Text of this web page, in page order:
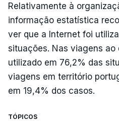
Relativamente à
informação estatística
ver que a Internet foi
situações. Nas viagens
utilizado em 76,2% das
viagens em território
em 19,4% dos casos.
TÓPICOS